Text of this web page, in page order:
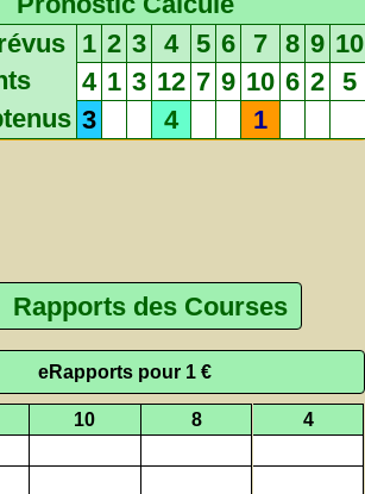
1 2 3 4 5 6 7 8 9 10
4 1 3 12 7 9 10 6 2
5
3 4 1
Rapports des Courses
eRapports pour 1 €
10 8
4